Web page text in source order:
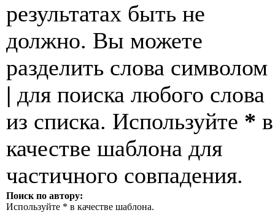
результатах быть не
должно. Вы можете
разделить слова символом
| для поиска любого слова
из списка. Используйте * в
качестве шаблона для
частичного совпадения.
Поиск по автору:
Используйте * в качестве шаблона.